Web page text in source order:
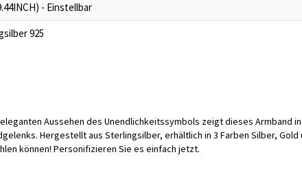
- Einstellbar
925
Aussehen des Unendlichkeitssymbols zeigt dieses Armband
Hergestellt aus Sterlingsilber, erhältlich in 3 Farben Silber,
können! Personifizieren Sie es einfach jetzt.